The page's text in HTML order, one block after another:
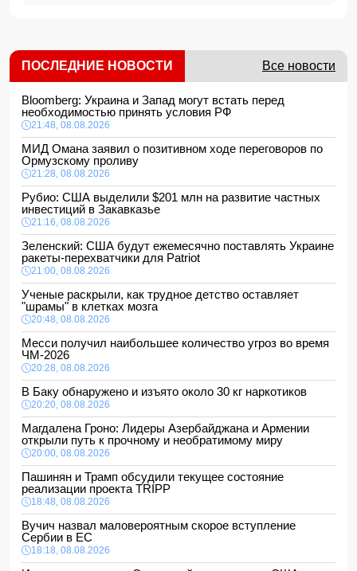
ПОСЛЕДНИЕ НОВОСТИ Все новости
Bloomberg: Украина и Запад могут встать перед
необходимостью принять условия РФ
21:48, 08.08.2026
МИД Омана заявил о позитивном ходе переговоров по
Ормузскому проливу
21:28, 08.08.2026
Рубио: США выделили $201 млн на развитие частных
инвестиций в Закавказье
21:16, 08.08.2026
Зеленский: США будут ежемесячно поставлять Украине
ракеты-перехватчики для Patriot
21:00, 08.08.2026
Ученые раскрыли, как трудное детство оставляет
"шрамы" в клетках мозга
20:48, 08.08.2026
Месси получил наибольшее количество угроз во время
ЧМ-2026
20:28, 08.08.2026
В Баку обнаружено и изъято около 30 кг наркотиков
20:20, 08.08.2026
Магдалена Гроно: Лидеры Азербайджана и Армении
открыли путь к прочному и необратимому миру
20:00, 08.08.2026
Пашинян и Трамп обсудили текущее состояние
реализации проекта TRIPP
18:48, 08.08.2026
Вучич назвал маловероятным скорое вступление
Сербии в ЕС
18:18, 08.08.2026